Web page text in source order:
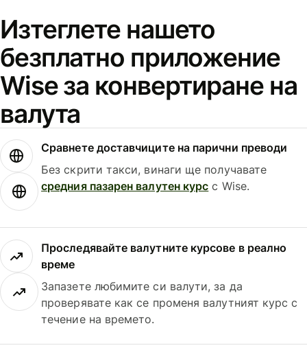
Изтеглете нашето
безплатно приложение
Wise за конвертиране на
валута
Сравнете доставчиците на парични преводи
Без скрити такси, винаги ще получавате
средния пазарен валутен курс с Wise.
Проследявайте валутните курсове в реално
време
Запазете любимите си валути, за да
проверявате как се променя валутният курс с
течение на времето.